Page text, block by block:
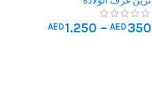
AED 350
–
AED 1.250